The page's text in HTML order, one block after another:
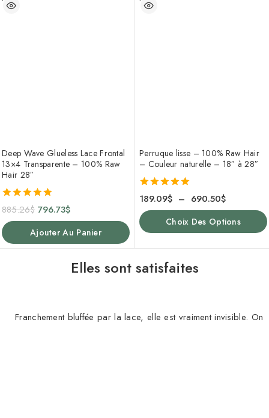
Deep Wave Glueless Lace Frontal
13×4 Transparente – 100% Raw
Hair 28″
5.00
885.26$ 796.73$
Ajouter Au Panier
Perruque lisse – 100% Raw Hair
– Couleur naturelle – 18″ à 28″
5.00
189.09$ – 690.50$
Choix Des Options
Elles sont satisfaites
Franchement bluffée par la lace, elle est vraiment invisible.